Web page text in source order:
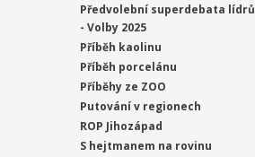
Předvolební superdebata lídrů
- Volby 2025
Příběh kaolinu
Příběh porcelánu
Příběhy ze ZOO
Putování v regionech
ROP Jihozápad
S hejtmanem na rovinu